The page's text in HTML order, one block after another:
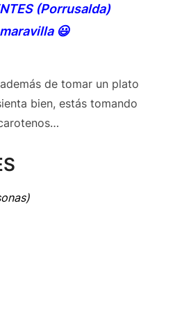
(Porrusalda)
😃
de tomar un plato
bien, estás tomando